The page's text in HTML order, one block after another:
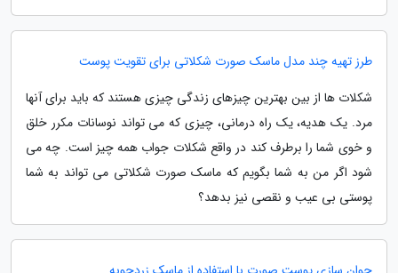
طرز تهیه چند مدل ماسک صورت شکلاتی برای تقویت پوست
شکلات ها از بین بهترین چیزهای زندگی چیزی هستند که باید برای آنها
مرد. یک هدیه، یک راه درمانی، چیزی که می تواند نوسانات مکرر خلق
و خوی شما را برطرف کند در واقع شکلات جواب همه چیز است. چه می
شود اگر من به شما بگویم که ماسک صورت شکلاتی می تواند به شما
پوستی بی عیب و نقصی نیز بدهد؟